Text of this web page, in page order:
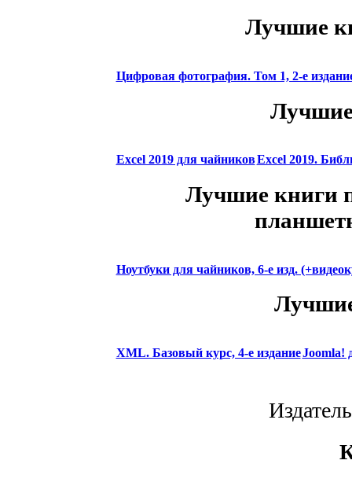
Лучшие
Цифровая фотография. Том 1, 2-е
Excel 2019 для чайниковExcel 2019.
Лучшие книги
Ноутбуки для чайников, 6-е изд.
XML. Базовый курс, 4-е изданиеJoomla!